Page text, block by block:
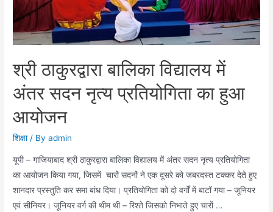
में
रहे
नंबर
श्री ठाकुरद्वारा बालिका विद्यालय में
अंतर सदन नृत्य प्रतियोगिता का हुआ
आयोजन
शिक्षा/ Byadmin
यूपी – गाजियाबाद श्री ठाकुरद्वारा बालिका विद्यालय में अंतर सदन नृत्य प्रतियोगिता
का आयोजन किया गया, जिसमें चारों सदनों ने एक दूसरे को जबरदस्त टक्कर देते हुए
शानदार प्रस्तुति कर समा बांध दिया। प्रतियोगिता को दो वर्गों में बाटाॅ गया – जूनियर
एवं सीनियर। जूनियर वर्ग की थीम थी – रिश्ते जिसको निभाते हुए चारों …